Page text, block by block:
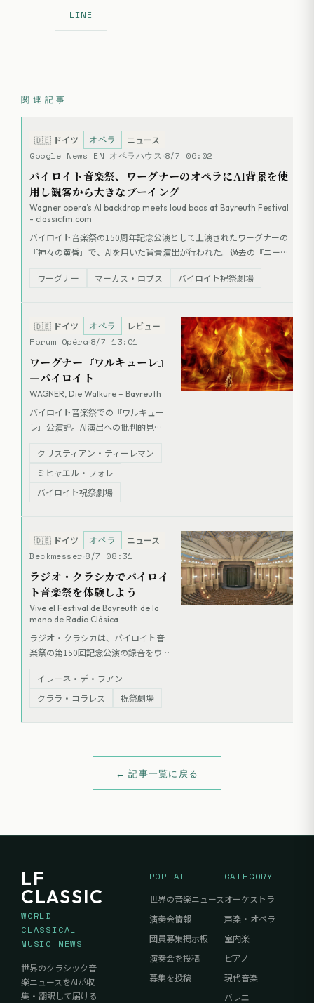
LINE
関連記事
🇩🇪 ドイツ オペラ ニュース
Google News EN オペラハウス 8/7 06:02
バイロイト音楽祭、ワーグナーのオペラにAI背景を使
用し観客から大きなブーイング
Wagner opera’s AI backdrop meets loud boos at Bayreuth Festival
- classicfm.com
バイロイト音楽祭の150周年記念公演として上演されたワーグナーの
『神々の黄昏』で、AIを用いた背景演出が行われた。過去の『ニーベ
反発があり、終演後にキュレーターのマーカス・ロブスが登場した際
ワーグナー マーカス・ロブス バイロイト祝祭劇場
🇩🇪 ドイツ オペラ レビュー
Forum Opéra 8/7 13:01
ワーグナー『ワルキューレ』
―バイロイト
WAGNER, Die Walküre – Bayreuth
バイロイト音楽祭での『ワルキュー
レ』公演評。AI演出への批判的見解
ティーレマン指揮のオーケストラ
と、ヴォータン役のミヒャエル・フ
ォレ、ブリュンヒルデ役のカミラ・
一定の評価がなされたものの、全体
的な演出方針には前夜の『ラインの
黄金』同様の課題が指摘されてい
る。
クリスティアン・ティーレマン
ミヒャエル・フォレ
バイロイト祝祭劇場
🇩🇪 ドイツ オペラ ニュース
Beckmesser 8/7 08:31
ラジオ・クラシカでバイロイ
ト音楽祭を体験しよう
Vive el Festival de Bayreuth de la
mano de Radio Clásica
ラジオ・クラシカは、バイロイト音
楽祭の第150回記念公演の録音をウ
ーヴェンの交響曲第9番、ワーグナー
の『リエンツィ』、および『ニーベ
イレーネ・デ・フアン
クララ・コラレス
祝祭劇場
← 記事一覧に戻る
LF
CLASSIC
WORLD
CLASSICAL
MUSIC NEWS
世界のクラシック音
楽ニュースをAIが収
集・翻訳して届ける
PORTAL
世界の音楽ニュース
演奏会情報
団員募集掲示板
演奏会を投稿
募集を投稿
CATEGORY
オーケストラ
声楽・オペラ
室内楽
ピアノ
現代音楽
バレエ